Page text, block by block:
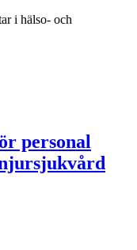
i hälso- och
personal